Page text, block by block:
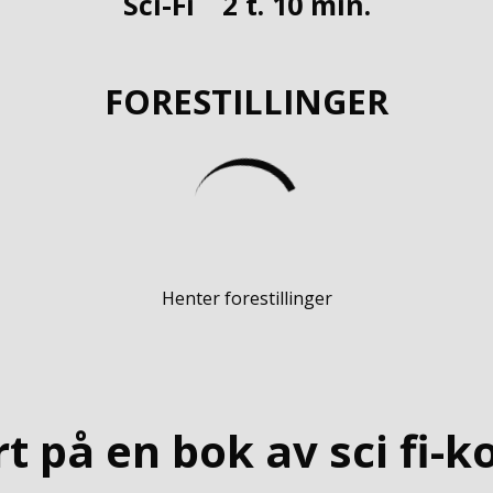
FORESTILLINGER
Henter forestillinger
på en bok av sci fi-